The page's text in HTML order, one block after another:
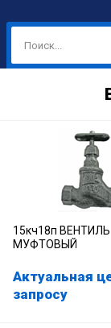
15кч18п ВЕНТИЛЬ
МУФТОВЫЙ
Актуальная
запросу